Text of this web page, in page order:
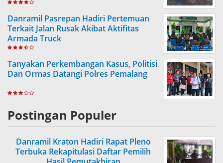
Danramil Pasrepan Hadiri Pertemuan
Terkait Jalan Rusak Akibat Aktifitas
Armada Truck
Tanyakan Perkembangan Kasus, Politisi
Dan Ormas Datangi Polres Pemalang
Postingan Populer
Danramil Kraton Hadiri Rapat Pleno
Terbuka Rekapitulasi Daftar Pemilih